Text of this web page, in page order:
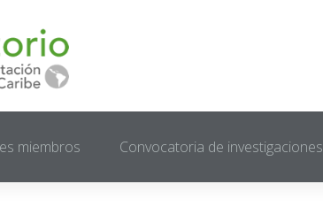
miembros Convocatoria de investigaciones